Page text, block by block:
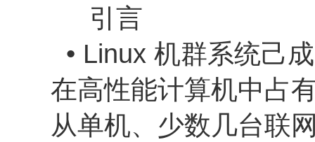
引言
• Linux 机群系统己
在高性能计算机中占
从单机、少数几台联